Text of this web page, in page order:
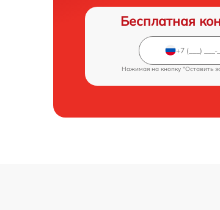
Бесплатная
Нажимая на кнопку "Оставить